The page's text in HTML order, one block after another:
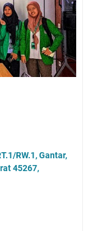
RW.1, Gantar,
45267,